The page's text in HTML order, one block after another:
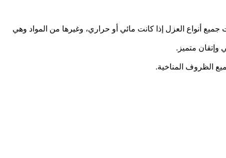
أنواع العزل إذا كانت مائي أو حراري، وغيرها من المواد وهي
متميز.
الظروف المناخية.